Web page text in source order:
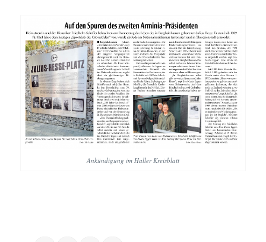
Ankündigung im Haller Kreisblatt